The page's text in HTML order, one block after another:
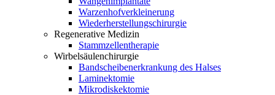
Warzenhofverkleinerung
Wiederherstellungschirurgie
Regenerative Medizin
Stammzellentherapie
Wirbelsäulenchirurgie
Bandscheibenerkrankung des Halses
Laminektomie
Mikrodiskektomie